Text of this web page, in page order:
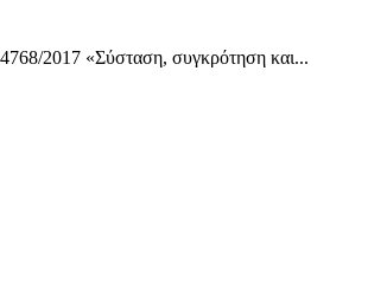
2017 «Σύσταση, συγκρότηση και...